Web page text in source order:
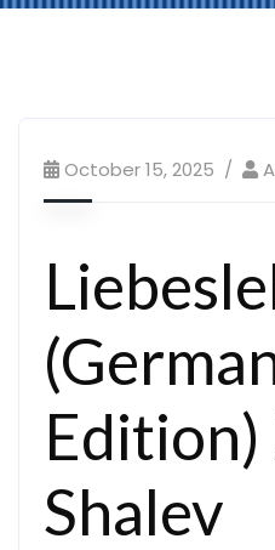
October 15, 2025
Shalev